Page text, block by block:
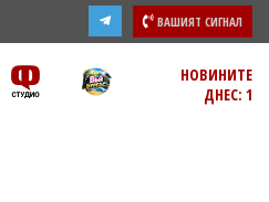
ВАШИЯТ СИГНАЛ
НОВИНИТЕ
ДНЕС: 1